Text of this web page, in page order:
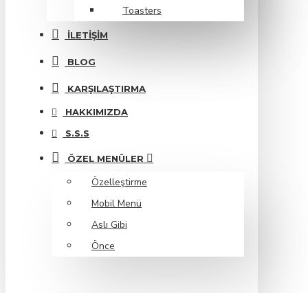
Toasters
İLETIŞIM
BLOG
KARŞILAŞTIRMA
HAKKIMIZDA
S.S.S
ÖZEL MENÜLER
Özelleştirme
Mobil Menü
Aslı Gibi
Önce